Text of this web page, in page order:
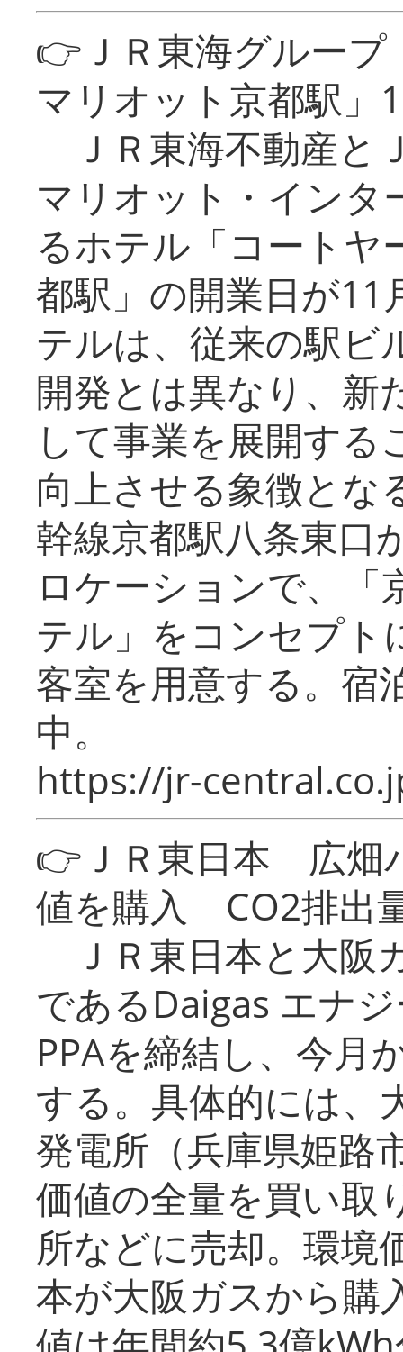
👉ＪＲ東海グルー
マリオット京都駅」
ＪＲ東海不動産と
マリオット・インタ
るホテル「コートヤ
都駅」の開業日が11
テルは、従来の駅ビ
開発とは異なり、新
して事業を展開する
向上させる象徴とな
幹線京都駅八条東口
ロケーションで、「
テル」をコンセプト
客室を用意する。宿
中。
https://jr-
👉ＪＲ東日本 広畑
値を購入 CO2排出
ＪＲ東日本と大阪
であるDaigas エナ
PPAを締結し、今月
する。具体的には、
発電所（兵庫県姫路
価値の全量を買い取
所などに売却。環境
本が大阪ガスから購